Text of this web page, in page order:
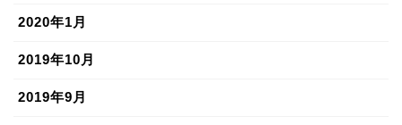
2020年1月
2019年10月
2019年9月